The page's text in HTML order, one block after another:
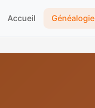
Accueil Généalogie